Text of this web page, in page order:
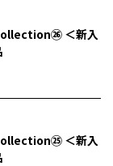
㉖ ＜新入
㉕ ＜新入